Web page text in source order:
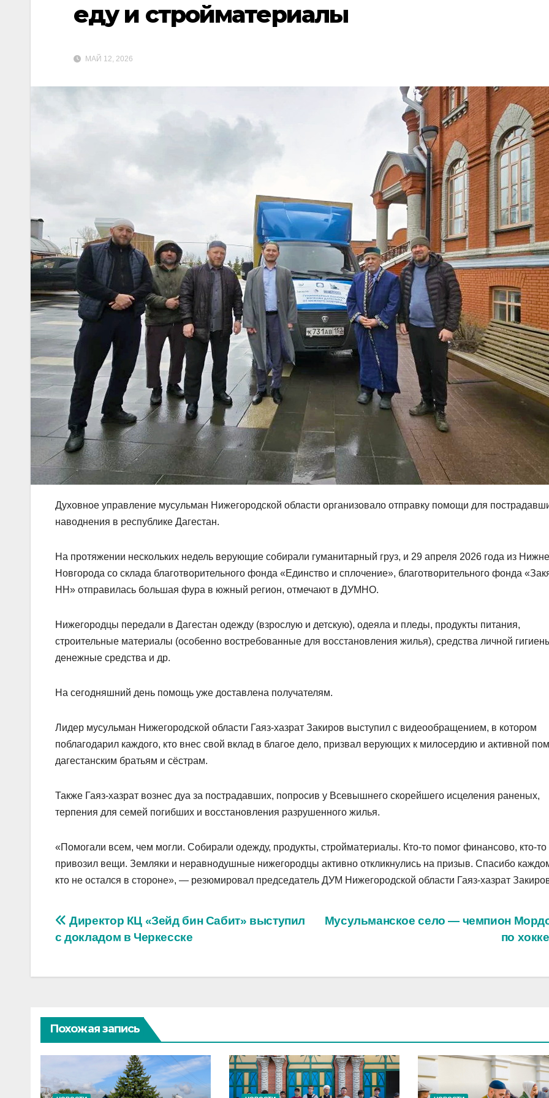
еду и стройматериалы
МАЙ 12, 2026
Духовное управление мусульман Нижегородской области организовало отправку помощи для
наводнения в республике Дагестан.
На протяжении нескольких недель верующие собирали гуманитарный груз, и 29 апреля 2026 года из
Новгорода со склада благотворительного фонда «Единство и сплочение», благотворительного фонда
НН» отправилась большая фура в южный регион, отмечают в ДУМНО.
Нижегородцы передали в Дагестан одежду (взрослую и детскую), одеяла и пледы, продукты питания,
строительные материалы (особенно востребованные для восстановления жилья), средства личной
денежные средства и др.
На сегодняшний день помощь уже доставлена получателям.
Лидер мусульман Нижегородской области Гаяз-хазрат Закиров выступил с видеообращением, в котором
поблагодарил каждого, кто внес свой вклад в благое дело, призвал верующих к милосердию и активной
дагестанским братьям и сёстрам.
Также Гаяз-хазрат вознес дуа за пострадавших, попросив у Всевышнего скорейшего исцеления раненых,
терпения для семей погибших и восстановления разрушенного жилья.
«Помогали всем, чем могли. Собирали одежду, продукты, стройматериалы. Кто-то помог финансово, кто-то
привозил вещи. Земляки и неравнодушные нижегородцы активно откликнулись на призыв. Спасибо
кто не остался в стороне», — резюмировал председатель ДУМ Нижегородской области Гаяз-хазрат
Навигация
по
записям
Мусульманское село — чемпион
по
Директор КЦ «Зейд бин Сабит» выступил
с докладом в Черкесске
Похожая запись